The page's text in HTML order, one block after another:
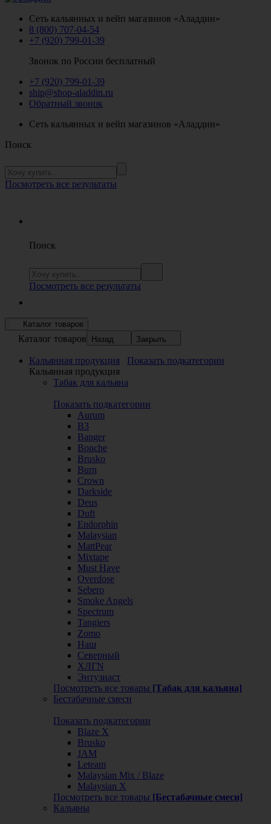
Сеть кальянных и вейп магазинов «Аладдин»
8 (800) 707-04-54
+7 (920) 799-01-39
Звонок по России бесплатный
+7 (920) 799-01-39
ship@shop-aladdin.ru
Обратный звонок
Сеть кальянных и вейп магазинов «Аладдин»
Поиск
Посмотреть все результаты
Поиск
Посмотреть все результаты
Каталог товаров
Каталог товаров Назад Закрыть
Кальянная продукция
Показать подкатегории
Кальянная продукция
Табак для кальяна
Показать подкатегории
Aurum
B3
Banger
Bonche
Brusko
Burn
Crown
Darkside
Deus
Duft
Endorphin
Malaysian
MattPear
Mixtape
Must Have
Overdose
Sebero
Smoke Angels
Spectrum
Tangiers
Zomo
Наш
Северный
ХЛГN
Энтузиаст
Посмотреть все товары [Табак для кальяна]
Бестабачные смеси
Показать подкатегории
Blaze X
Brusko
JAM
Leteam
Malaysian Mix / Blaze
Malaysian X
Посмотреть все товары [Бестабачные смеси]
Кальяны